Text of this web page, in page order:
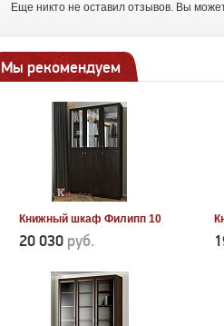
Еще никто не оставил отзывов. Вы
Мы рекомендуем
Книжный шкаф Филипп 10
20 030 руб.